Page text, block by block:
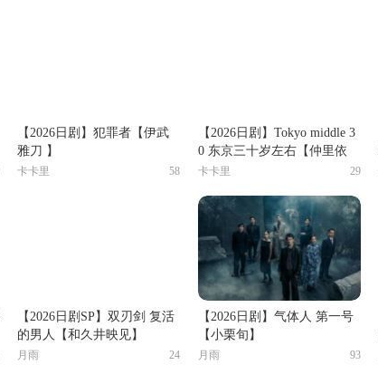
【2026日剧】犯罪者【伊武
雅刀 】
58
卡卡里
【2026日剧】Tokyo middle 3
0 东京三十岁左右【仲里依
纱】
29
卡卡里
【2026日剧SP】双刃剑 复活
的男人【和久井映见】
24
月雨
【2026日剧】气体人 第一号
【小栗旬】
93
月雨